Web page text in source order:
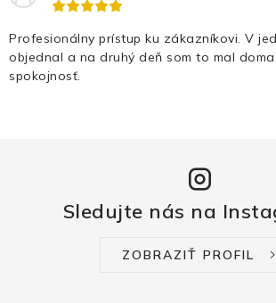
Profesionálny prístup ku zákazníkovi. V
objednal a na druhý deň som to mal
spokojnosť.
Sledujte nás na
ZOBRAZIŤ PROFIL